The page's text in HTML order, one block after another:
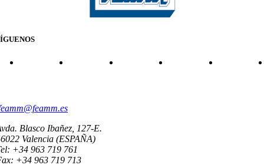
Blasco Ibañez, 127-E.
Valencia (ESPAÑA)
+34 963 719 761
+34 963 719 713